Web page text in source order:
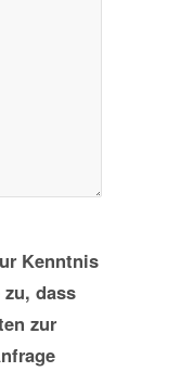
Kenntnis
dass
zur